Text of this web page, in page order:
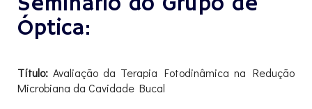
Óptica:
Título: Avaliação da Terapia Fotodinâmica na Redução
Microbiana da Cavidade Bucal